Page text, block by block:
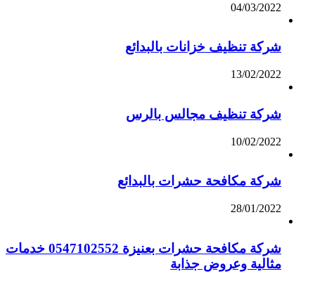
04/03/2022
شركة تنظيف خزانات بالبدائع
13/02/2022
شركة تنظيف مجالس بالرس
10/02/2022
شركة مكافحة حشرات بالبدائع
28/01/2022
شركة مكافحة حشرات بعنيزة 0547102552 خدمات
مثالية وعروض جذابة